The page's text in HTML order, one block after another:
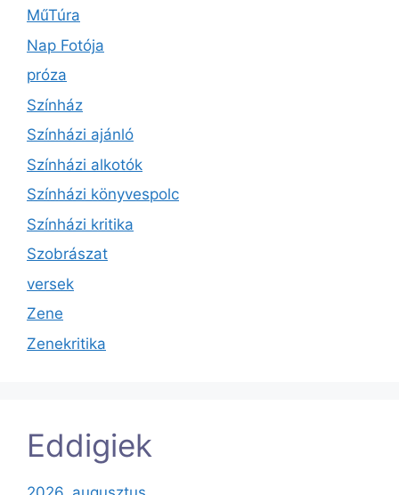
MűTúra
Nap Fotója
próza
Színház
Színházi ajánló
Színházi alkotók
Színházi könyvespolc
Színházi kritika
Szobrászat
versek
Zene
Zenekritika
Eddigiek